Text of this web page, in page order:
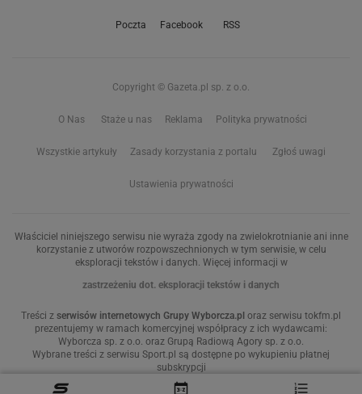
Poczta Facebook RSS
Copyright © Gazeta.pl sp. z o.o.
O Nas Staże u nas Reklama Polityka prywatności
Wszystkie artykuły Zasady korzystania z portalu Zgłoś uwagi
Ustawienia prywatności
Właściciel niniejszego serwisu nie wyraża zgody na zwielokrotnianie ani inne
korzystanie z utworów rozpowszechnionych w tym serwisie, w celu
eksploracji tekstów i danych. Więcej informacji w
zastrzeżeniu dot. eksploracji tekstów i danych
Treści z serwisów internetowych Grupy Wyborcza.pl oraz serwisu tokfm.pl
prezentujemy w ramach komercyjnej współpracy z ich wydawcami:
Wyborcza sp. z o.o. oraz Grupą Radiową Agory sp. z o.o.
Wybrane treści z serwisu Sport.pl są dostępne po wykupieniu płatnej
subskrypcji